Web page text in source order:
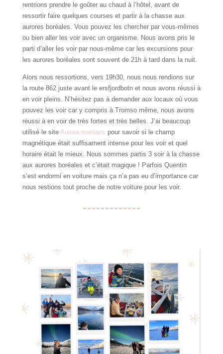
rentrions prendre le goûter au chaud à l’hôtel, avant de
ressortir faire quelques courses et partir à la chasse aux
aurores boréales. Vous pouvez les chercher par vous-mêmes
ou bien aller les voir avec un organisme. Nous avons pris le
parti d’aller les voir par nous-même car les excursions pour
les aurores boréales sont souvent de 21h à tard dans la nuit.
Alors nous ressortions, vers 19h30, nous nous rendions sur
la route 862 juste avant le ersfjordbotn et nous avons réussi à
en voir pleins. N’hésitez pas à demander aux locaux où vous
pouvez les voir car y compris à Tromso même, nous avons
réussi à en voir de très fortes et très belles. J’ai beaucoup
utilisé le site Aurora maniacs pour savoir si le champ
magnétique était suffisament intense pour les voir et quel
horaire était le mieux. Nous sommes partis 3 soir à la chasse
aux aurores boréales et c’était magique ! Parfois Quentin
s’est endormi en voiture mais ça n’a pas eu d’importance car
nous restions tout proche de notre voiture pour les voir.